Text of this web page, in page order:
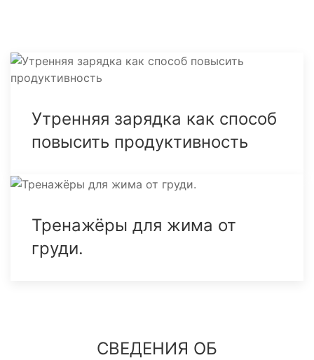
Утренняя зарядка как способ
повысить продуктивность
Тренажёры для жима от
груди.
СВЕДЕНИЯ ОБ